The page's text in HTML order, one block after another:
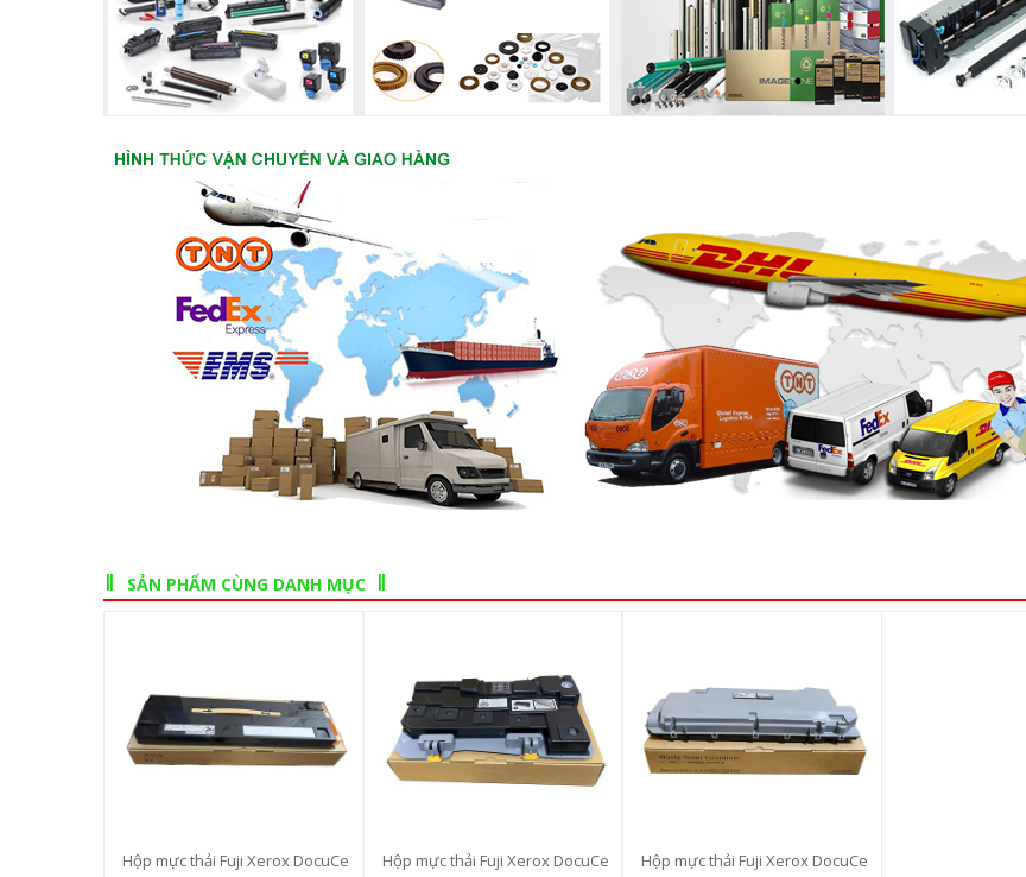
SẢN PHẨM CÙNG DANH MỤC
Hộp mực thải Fuji Xerox DocuCe
Hộp mực thải Fuji Xerox DocuCe
Hộp mực thải Fuji Xerox DocuCe